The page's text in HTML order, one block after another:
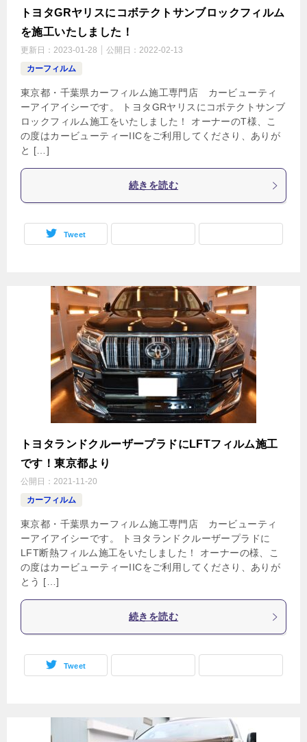
トヨタGRヤリスにコボテクトサンブロックフィルム
を施工いたしました！
更新日： 2023-01-28 公開日： 2022-02-13
カーフィルム
東京都・千葉県カーフィルム施工専門店 カービューティ
ーアイアイシーです。 トヨタGRヤリスにコボテクトサンブ
ロックフィルム施工をいたしました！ オーナーのT様、こ
の度はカービューティーIICをご利用してくださり、ありが
と […]
続きを読む
Tweet
トヨタランドクルーザープラドにLFTフィルム施工
です！東京都より
公開日： 2021-11-20
カーフィルム
東京都・千葉県カーフィルム施工専門店 カービューティ
ーアイアイシーです。 トヨタランドクルーザープラドに
LFT断熱フィルム施工をいたしました！ オーナーの様、こ
の度はカービューティーIICをご利用してくださり、ありが
とう […]
続きを読む
Tweet